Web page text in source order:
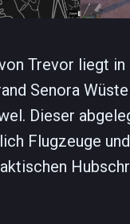
Trevor liegt in
Senora
Dieser
Flugzeuge